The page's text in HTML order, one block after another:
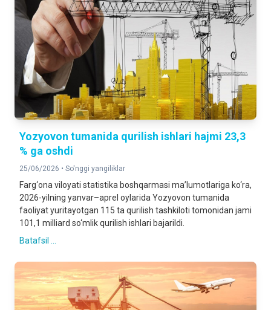
Yozyovon tumanida qurilish ishlari hajmi 23,3
% ga oshdi
25/06/2026 • So'nggi yangiliklar
Farg‘ona viloyati statistika boshqarmasi ma’lumotlariga ko‘ra,
2026-yilning yanvar–aprel oylarida Yozyovon tumanida
faoliyat yuritayotgan 115 ta qurilish tashkiloti tomonidan jami
101,1 milliard so‘mlik qurilish ishlari bajarildi.
Batafsil ...